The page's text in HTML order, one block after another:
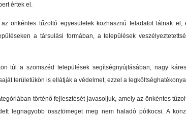
értek el.
önkéntes tűzoltó egyesületek közhasznú feladatot látnak
a társulási formában, a települések
túl a szomszéd települések segítségnyújtásában, nagy
területükön is ellátják a védelmet, ezzel a
történő fejlesztését javasoljuk, amely az önkéntes
legnagyobb össztömeget meg nem haladó pótkocsi. A